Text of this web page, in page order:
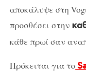
αποκάλυψε στη
προσθέσει στην
κάθε πρωί σαν
Πρόκειται για το